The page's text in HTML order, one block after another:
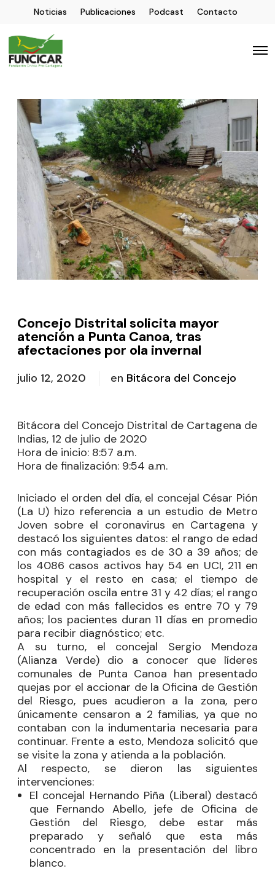
Noticias Publicaciones Podcast Contacto
Concejo Distrital solicita mayor
atención a Punta Canoa, tras
afectaciones por ola invernal
julio 12, 2020 en Bitácora del Concejo
Bitácora del Concejo Distrital de Cartagena de
Indias, 12 de julio de 2020
Hora de inicio: 8:57 a.m.
Hora de finalización: 9:54 a.m.
Iniciado el orden del día, el concejal César Pión
(La U) hizo referencia a un estudio de Metro
Joven sobre el coronavirus en Cartagena y
destacó los siguientes datos: el rango de edad
con más contagiados es de 30 a 39 años; de
los 4086 casos activos hay 54 en UCI, 211 en
hospital y el resto en casa; el tiempo de
recuperación oscila entre 31 y 42 días; el rango
de edad con más fallecidos es entre 70 y 79
años; los pacientes duran 11 días en promedio
para recibir diagnóstico; etc.
A su turno, el concejal Sergio Mendoza
(Alianza Verde) dio a conocer que líderes
comunales de Punta Canoa han presentado
quejas por el accionar de la Oficina de Gestión
del Riesgo, pues acudieron a la zona, pero
únicamente censaron a 2 familias, ya que no
contaban con la indumentaria necesaria para
continuar. Frente a esto, Mendoza solicitó que
se visite la zona y atienda a la población.
Al respecto, se dieron las siguientes
intervenciones:
El concejal Hernando Piña (Liberal) destacó
que Fernando Abello, jefe de Oficina de
Gestión del Riesgo, debe estar más
preparado y señaló que esta más
concentrado en la presentación del libro
blanco.